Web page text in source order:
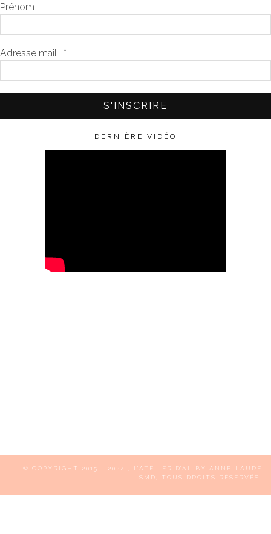
Prénom :
Adresse mail : *
DERNIÈRE VIDÉO
© COPYRIGHT 2015 - 2024
, L’ATELIER D’AL BY ANNE-LAURE
SMD, TOUS DROITS RÉSERVÉS.